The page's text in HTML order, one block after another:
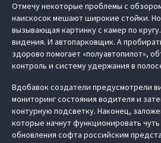
Отмечу некоторые проблемы с
наискосок мешают широкие стойки. Но
вызывающая картинку с камер по
видения. И автопарковщик. А
здорово помогает «полуавтопилот»,
контроль и систему удержания в
Вдобавок создатели предусмотрели
мониторинг состояния водителя и
контурную подсветку. Наконец,
которые начнут функционировать
обновления софта российским